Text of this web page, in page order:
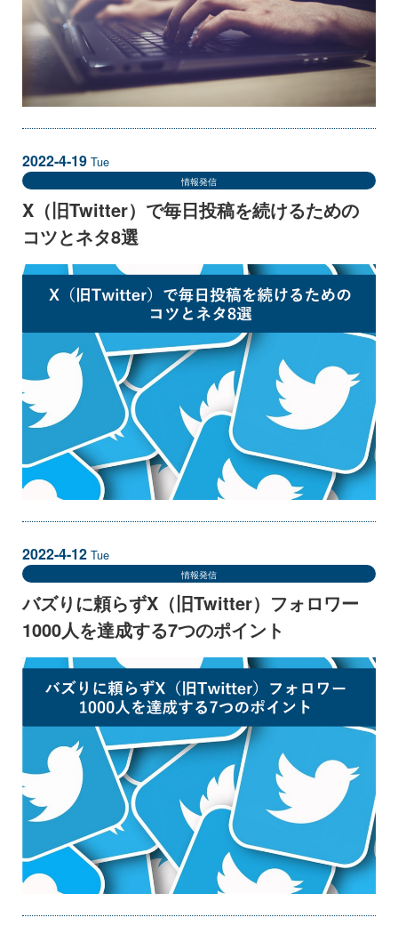
2022-4-19 Tue
情報発信
X（旧Twitter）で毎日投稿を続けるための
コツとネタ8選
2022-4-12 Tue
情報発信
バズりに頼らずX（旧Twitter）フォロワー
1000人を達成する7つのポイント